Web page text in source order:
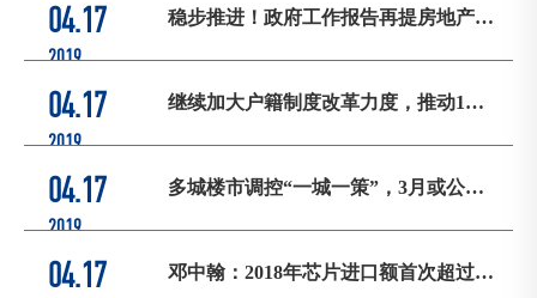
04.17
2019
稳步推进！政府工作报告再提房地产税
04.17
2019
继续加大户籍制度改革力度，推动1亿
04.17
2019
多城楼市调控“一城一策”，3月或公布
04.17
邓中翰：2018年芯片进口额首次超过